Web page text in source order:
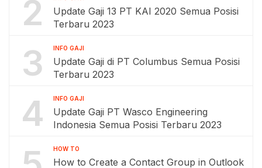
2
Update Gaji 13 PT KAI 2020 Semua Posisi
Terbaru 2023
3 INFO GAJI
Update Gaji di PT Columbus Semua Posisi
Terbaru 2023
4 INFO GAJI
Update Gaji PT Wasco Engineering
Indonesia Semua Posisi Terbaru 2023
HOW TO
How to Create a Contact Group in Outlook